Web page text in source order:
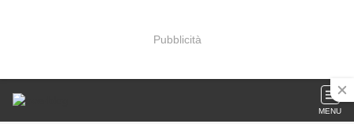
Pubblicità
MENU